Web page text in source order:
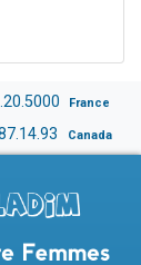
France
Canada